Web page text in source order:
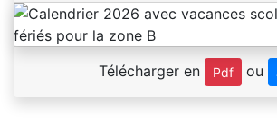
Télécharger en Pdf ou